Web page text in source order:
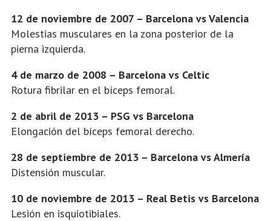
12 de noviembre de 2007 – Barcelona vs Valencia
Molestias musculares en la zona posterior de la
pierna izquierda.
4 de marzo de 2008 – Barcelona vs Celtic
Rotura fibrilar en el bíceps femoral.
2 de abril de 2013 – PSG vs Barcelona
Elongación del bíceps femoral derecho.
28 de septiembre de 2013 – Barcelona vs Almería
Distensión muscular.
10 de noviembre de 2013 – Real Betis vs Barcelona
Lesión en isquiotibiales.